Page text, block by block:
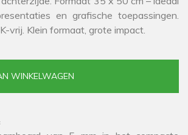
en grafische toepassingen.
vrij. Klein formaat, grote impact.
WINKELWAGEN